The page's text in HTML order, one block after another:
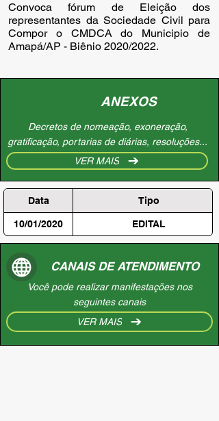
Convoca fórum de Eleição dos
representantes da Sociedade Civil para
Compor o CMDCA do Municipio de
Amapá/AP - Biênio 2020/2022.
ANEXOS
Decretos de nomeação, exoneração,
gratificação, portarias de diárias, resoluções...
VER MAIS
Data Tipo
10/01/2020 EDITAL
CANAIS DE ATENDIMENTO
Você pode realizar manifestações nos
seguintes canais
VER MAIS